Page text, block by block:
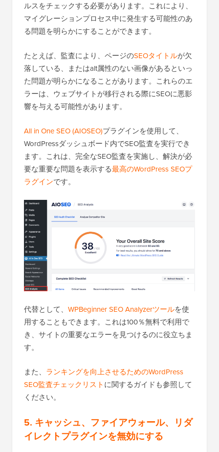
ルスをチェックする必要があります。これにより、
マイグレーションプロセス中に発生する可能性のあ
る問題を明らかにすることができます。
たとえば、監査により、ページのSEOタイトルが欠
落している、またはalt属性のない画像があるといっ
た問題が明らかになることがあります。これらのエ
ラーは、ウェブサイトが移行される際にSEOに悪影
響を与える可能性があります。
All in One SEO (AIOSEO)プラグインを使用して、
WordPressダッシュボード内でSEO監査を実行でき
ます。これは、完全なSEO監査を実施し、解決が必
要な重要な問題を表示する最高のWordPress SEOプ
ラグインです。
代替として、 WPBeginner SEO Analyzerツールを使
用することもできます。これは100％無料で利用で
き、サイトの重要なエラーを見つけるのに役立ちま
す。
また、 ランキングを向上させるためのWordPress
SEO監査チェックリストに関するガイドも参照して
ください。
5. キャッシュ、ファイアウォール、リダ
イレクトプラグインを無効にする